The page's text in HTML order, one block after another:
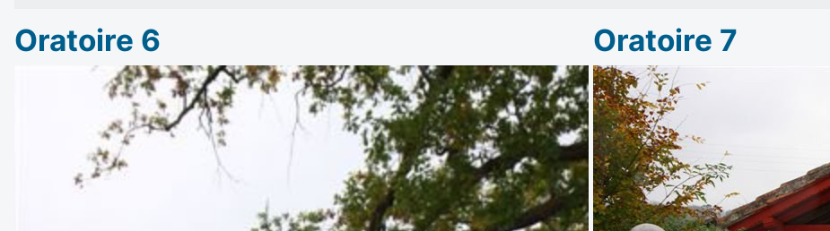
Oratoire 6 Oratoire 7